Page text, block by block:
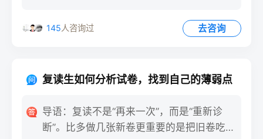
145人咨询过 去咨询
复读生如何分析试卷，找到自己的薄弱点
导语：复读不是“再来一次”，而是“重新诊
断”。比多做几张新卷更重要的是把旧卷吃